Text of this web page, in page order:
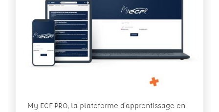
My ECF PRO, la plateforme d'apprentissage en